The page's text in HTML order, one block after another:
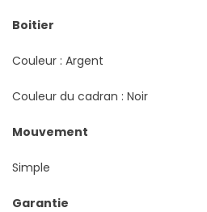
Boitier
Couleur : Argent
Couleur du cadran : Noir
Mouvement
Simple
Garantie